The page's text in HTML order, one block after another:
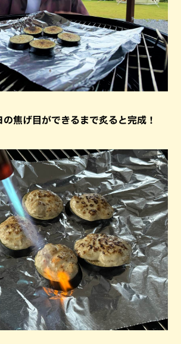
焦げ目ができるまで炙ると完成！